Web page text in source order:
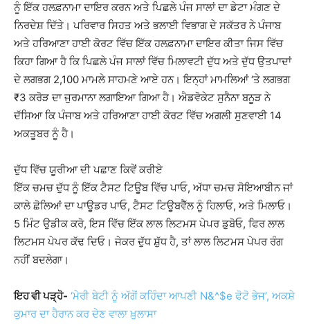
ਨੂੰ ਇੱਕ ਹਲਫ਼ਨਾਮਾ ਦਾਇਰ ਕਰਨ ਅਤੇ ਪਿਛਲੇ ਪੰਜ ਸਾਲਾਂ ਦਾ ਡੇਟਾ ਮੰਗਣ ਦੇ
ਨਿਰਦੇਸ਼ ਦਿੱਤੇ। ਪਰਿਵਾਰ ਸਿਹਤ ਅਤੇ ਭਲਾਈ ਵਿਭਾਗ ਦੇ ਸਕੱਤਰ ਨੇ ਪੰਜਾਬ
ਅਤੇ ਹਰਿਆਣਾ ਹਾਈ ਕੋਰਟ ਵਿੱਚ ਇੱਕ ਹਲਫ਼ਨਾਮਾ ਦਾਇਰ ਕੀਤਾ ਜਿਸ ਵਿੱਚ
ਕਿਹਾ ਗਿਆ ਹੈ ਕਿ ਪਿਛਲੇ ਪੰਜ ਸਾਲਾਂ ਵਿੱਚ ਮਿਲਾਵਟੀ ਦੁੱਧ ਅਤੇ ਦੁੱਧ ਉਤਪਾਦਾਂ
ਦੇ ਲਗਭਗ 2,100 ਮਾਮਲੇ ਸਾਹਮਣੇ ਆਏ ਹਨ। ਇਨ੍ਹਾਂ ਮਾਮਲਿਆਂ ‘ਤੇ ਲਗਭਗ
₹3 ਕਰੋੜ ਦਾ ਜੁਰਮਾਨਾ ਲਗਾਇਆ ਗਿਆ ਹੈ। ਐਡਵੋਕੇਟ ਸੁਨੈਨਾ ਬਨੂੜ ਨੇ
ਦੱਸਿਆ ਕਿ ਪੰਜਾਬ ਅਤੇ ਹਰਿਆਣਾ ਹਾਈ ਕੋਰਟ ਵਿੱਚ ਅਗਲੀ ਸੁਣਵਾਈ 14
ਅਕਤੂਬਰ ਨੂੰ ਹੈ।
ਦੁੱਧ ਵਿੱਚ ਯੂਰੀਆ ਦੀ ਪਛਾਣ ਕਿਵੇਂ ਕਰੀਏ
ਇੱਕ ਚਮਚ ਦੁੱਧ ਨੂੰ ਇੱਕ ਟੈਸਟ ਟਿਊਬ ਵਿੱਚ ਪਾਓ, ਅੱਧਾ ਚਮਚ ਸੋਇਆਬੀਨ ਜਾਂ
ਕਾਲੇ ਛੋਲਿਆਂ ਦਾ ਪਾਊਡਰ ਪਾਓ, ਟੈਸਟ ਟਿਊਬਵੈੱਲ ਨੂੰ ਹਿਲਾਓ, ਅਤੇ ਮਿਲਾਓ।
5 ਮਿੰਟ ਉਡੀਕ ਕਰੋ, ਇਸ ਵਿੱਚ ਇੱਕ ਲਾਲ ਲਿਟਮਸ ਪੇਪਰ ਡੁਬੋਓ, ਫਿਰ ਲਾਲ
ਲਿਟਮਸ ਪੇਪਰ ਕੱਢ ਦਿਓ। ਜੇਕਰ ਦੁੱਧ ਸ਼ੁੱਧ ਹੈ, ਤਾਂ ਲਾਲ ਲਿਟਮਸ ਪੇਪਰ ਰੰਗ
ਨਹੀਂ ਬਦਲੇਗਾ।
ਇਹ ਵੀ ਪੜ੍ਹੋ- ‘ਮੇਰੀ ਬੇਟੀ ਨੂੰ ਅੱਗੋਂ ਕਹਿੰਦਾ ਆਪਣੀ N&^$e ਫੋਟੋ ਭੇਜ’, ਅਕਸ਼ੇ
ਕੁਮਾਰ ਦਾ ਹੈਰਾਨ ਕਰ ਦੇਣ ਵਾਲਾ ਖ਼ੁਲਾਸਾ